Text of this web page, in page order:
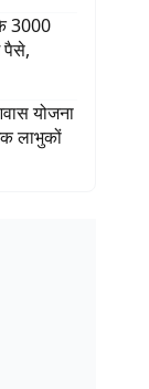
3000
पैसे,
योजना
लाभुकों